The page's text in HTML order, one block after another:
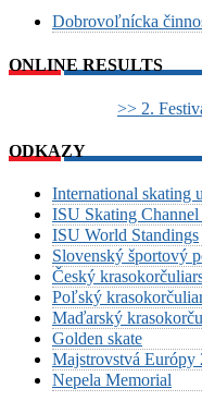
Dobrovoľnícka
ONLINE RESULTS
>> 2.
ODKAZY
International skating
ISU Skating
ISU World Standings
Slovenský športový
Český
Poľský
Maďarský
Golden skate
Majstrovstvá Európy
Nepela Memorial